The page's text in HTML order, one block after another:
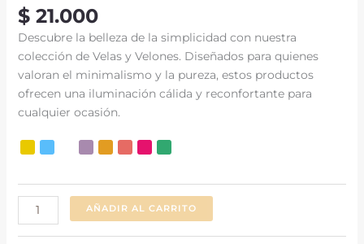
$21.000
Descubre la belleza de la simplicidad con nuestra
colección de Velas y Velones. Diseñados para quienes
valoran el minimalismo y la pureza, estos productos
ofrecen una iluminación cálida y reconfortante para
cualquier ocasión.
AÑADIR AL CARRITO